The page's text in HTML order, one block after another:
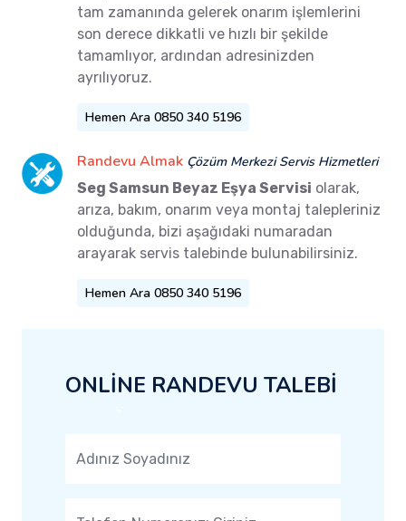
tam zamanında gelerek onarım işlemlerini
son derece dikkatli ve hızlı bir şekilde
tamamlıyor, ardından adresinizden
ayrılıyoruz.
Hemen Ara 0850 340 5196
Randevu Almak Çözüm Merkezi Servis Hizmetleri
Seg Samsun Beyaz Eşya Servisi olarak,
arıza, bakım, onarım veya montaj talepleriniz
olduğunda, bizi aşağıdaki numaradan
arayarak servis talebinde bulunabilirsiniz.
Hemen Ara 0850 340 5196
ONLİNE RANDEVU TALEBİ